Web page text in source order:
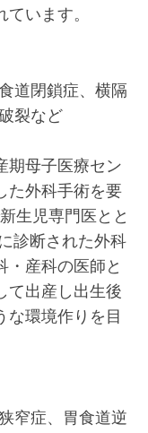
います。
道閉鎖症、横隔
裂など
期母子医療セン
た外科手術を要
生児専門医とと
診断された外科
・産科の医師と
て出産し出生後
な環境作りを目
窄症、胃食道逆